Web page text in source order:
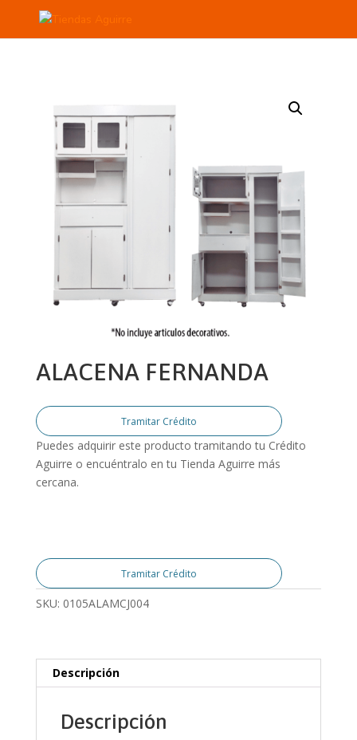
ALACENA FERNANDA
Tramitar Crédito
Puedes adquirir este producto tramitando tu Crédito
Aguirre o encuéntralo en tu Tienda Aguirre más
cercana.
Tramitar Crédito
SKU: 0105ALAMCJ004
Descripción
Descripción